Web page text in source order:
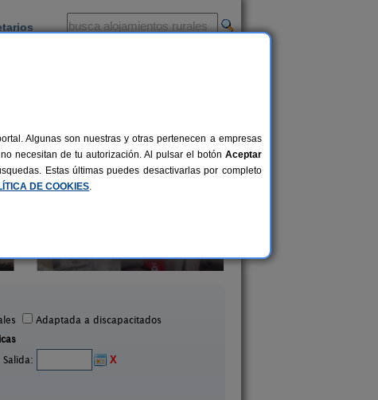
Adaptada a discapacitados
Salida:
X
Algunas son nuestras y otras pertenecen a empresas
necesitan de tu autorización. Al pulsar el botón Aceptar
Estas últimas puedes desactivarlas por completo
DE COOKIES.